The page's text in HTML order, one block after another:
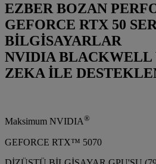
EZBER BOZAN
GEFORCE RTX 50
BİLGİSAYARLAR
NVIDIA BLACKWELL
ZEKA İLE
Maksimum NVIDIA®
GEFORCE RTX™ 5070